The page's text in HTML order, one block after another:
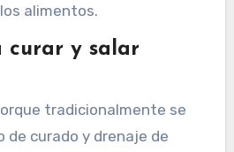
alimentos.
curar y salar
tradicionalmente se
de curado y drenaje de